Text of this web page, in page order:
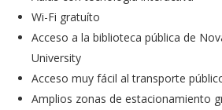
Wi-Fi gratuíto
Acceso a la biblioteca pública de
University
Acceso muy fácil al transporte
Amplios zonas de estacionamiento